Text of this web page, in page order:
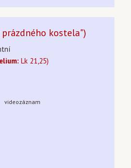
kostela")
Lk 21,25)
videozáznam